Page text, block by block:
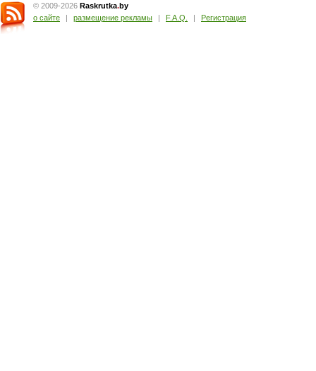
© 2009-2026 Raskrutka.by
о сайте
| размещение рекламы | F.A.Q. | Регистрация